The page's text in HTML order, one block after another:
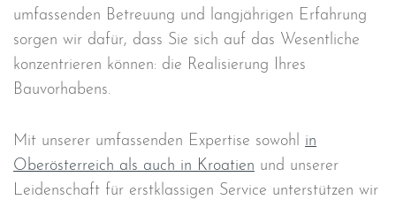
umfassenden Betreuung und langjährigen Erfahrung
sorgen wir dafür, dass Sie sich auf das Wesentliche
konzentrieren können: die Realisierung Ihres
Bauvorhabens.
Mit unserer umfassenden Expertise sowohl in
Oberösterreich als auch in Kroatien und unserer
Leidenschaft für erstklassigen Service unterstützen wir